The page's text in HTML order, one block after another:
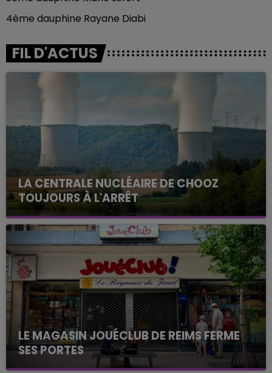
4ème dauphine Rayane Diabi
FIL D'ACTUS
LA CENTRALE NUCLÉAIRE DE CHOOZ
TOUJOURS À L'ARRÊT
Cela fait déjà une semaine que la centrale
nucléaire ardennaise est à l'arrêt. Une situation
justifiée par la sécheresse intense qui est toujours
présente.
LE MAGASIN JOUÉCLUB DE REIMS FERME
SES PORTES
C'était l'une des institutions du centre-ville